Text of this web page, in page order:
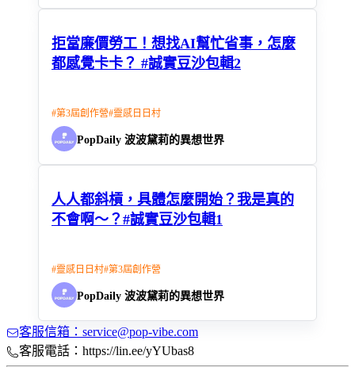
拒當廉價勞工！想找AI幫忙省事，怎麼
都感覺卡卡？ #誠實豆沙包輯2
#第3屆創作營#靈感日日村
PopDaily 波波黛莉的異想世界
人人都斜槓，具體怎麼開始？我是真的
不會啊～？#誠實豆沙包輯1
#靈感日日村#第3屆創作營
PopDaily 波波黛莉的異想世界
客服信箱：service@pop-vibe.com
客服電話：https://lin.ee/yYUbas8